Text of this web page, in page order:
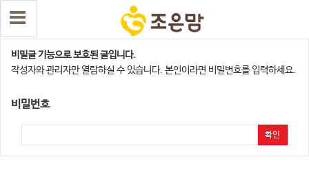
화성지사
비밀글 기능으로 보호된 글입니다.
작성자와 관리자만 열람하실 수 있습니다. 본인이라면 비밀번호를 입력하세요.
비밀번호
확인